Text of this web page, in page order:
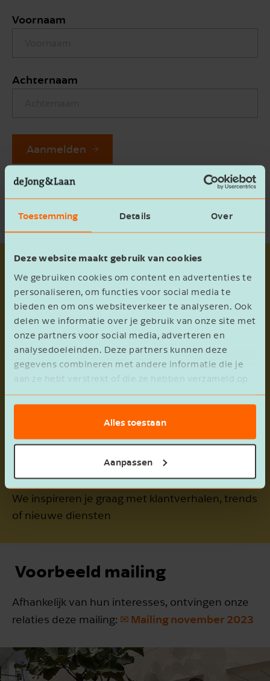
Toestemming Details Over
Deze website maakt gebruik van cookies
We gebruiken cookies om content en advertenties te
personaliseren, om functies voor social media te
bieden en om ons websiteverkeer te analyseren. Ook
delen we informatie over je gebruik van onze site met
onze partners voor social media, adverteren en
analysedoeleinden. Deze partners kunnen deze
gegevens combineren met andere informatie die je
aan ze hebt verstrekt of die ze hebben verzameld op
basis van het gebruik van hun services.
Alles toestaan
Aanpassen
Voornaam
Achternaam
Aanmelden
Door het invullen van je gegevens geef je de
Jong & Laan toestemming voor het verzenden
van de nieuwsbrief. Lees onze
privacyverklaring
Voordelen nieuwsbrief
Op de hoogte
Je blijft maandelijks op de hoogte van nieuws
en actualiteiten
We inspireren je graag met klantverhalen, trends
of nieuwe diensten
​​​​​​​ Voorbeeld mailing
Afhankelijk van hun interesses, ontvingen onze
relaties deze mailing: ✉ Mailing november 2023